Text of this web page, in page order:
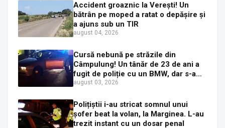
Accident groaznic la Verești! Un
bătrân pe moped a ratat o depășire și
a ajuns sub un TIR
august 04, 2026
Cursă nebună pe străzile din
Câmpulung! Un tânăr de 23 de ani a
fugit de poliție cu un BMW, dar s-a
oprit într-un gard de pe strada
august 03, 2026
Polițiștii i-au stricat somnul unui
șofer beat la volan, la Marginea. L-au
trezit instant cu un dosar penal